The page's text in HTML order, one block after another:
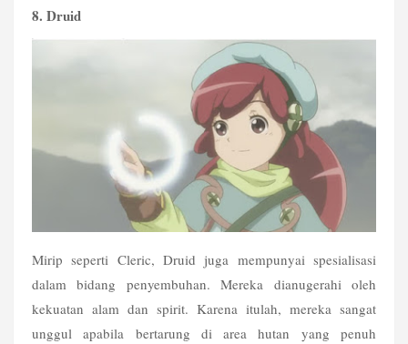
8. Druid
Mirip seperti Cleric, Druid juga mempunyai spesialisasi
dalam bidang penyembuhan. Mereka dianugerahi oleh
kekuatan alam dan spirit. Karena itulah, mereka sangat
unggul apabila bertarung di area hutan yang penuh